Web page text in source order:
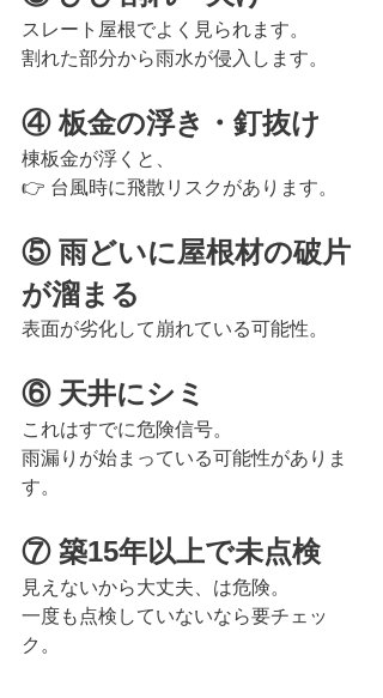
スレート屋根でよく見られます。
割れた部分から雨水が侵入します。
④ 板金の浮き・釘抜け
棟板金が浮くと、
👉 台風時に飛散リスクがあります。
⑤ 雨どいに屋根材の破片
が溜まる
表面が劣化して崩れている可能性。
⑥ 天井にシミ
これはすでに危険信号。
雨漏りが始まっている可能性がありま
す。
⑦ 築15年以上で未点検
見えないから大丈夫、は危険。
一度も点検していないなら要チェッ
ク。